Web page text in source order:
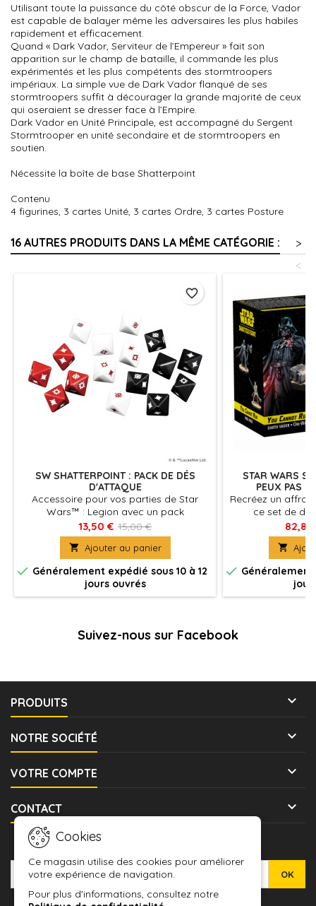
Utilisant toute la puissance du côté obscur de la Force, Vador
est capable de balayer même les adversaires les plus habiles
rapidement et efficacement.
Quand « Dark Vador, Serviteur de l’Empereur » fait son
apparition sur le champ de bataille, il commande les plus
expérimentés et les plus compétents des stormtroopers
impériaux. La simple vue de Dark Vador flanqué de ses
stormtroopers suffit à décourager la grande majorité de ceux
qui oseraient se dresser face à l’Empire.
Dark Vador en Unité Principale, est accompagné du Sergent
Stormtrooper en unité secondaire et de stormtroopers en
soutien.
Nécessite la boîte de base Shatterpoint
Contenu
4 figurines, 3 cartes Unité, 3 cartes Ordre, 3 cartes Posture
16 AUTRES PRODUITS DANS LA MÊME CATÉGORIE :
>
<
SW SHATTERPOINT : PACK DE DÉS
D'ATTAQUE
Accessoire pour vos parties de Star
Wars™ : Legion avec un pack
supplémentaire de dés. Le pack de dés
Star Wars : Legion comprend 16 dés ;
une mise à jour du pack de dés original.
13,50 € 15,00 €
 Ajouter au panier
 Généralement expédié sous 10 à 12
jours ouvrés
favorite_border
STAR WARS
PEUX PAS
Recréez un
ce set de
82,80

 Généralement
Suivez-nous sur Facebook
PRODUITS 
NOTRE SOCIÉTÉ 
VOTRE COMPTE 
CONTACT 
Cookies
Ce magasin utilise des cookies pour améliorer
votre expérience de navigation.
Pour plus d'informations, consultez notre
LETTRE D'INFORMATIONS